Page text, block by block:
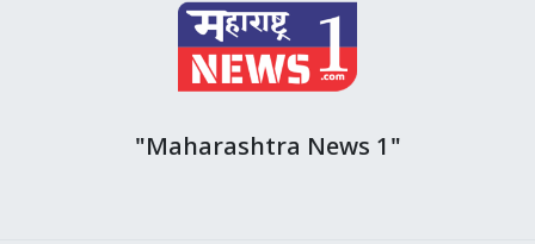
"Maharashtra News 1"